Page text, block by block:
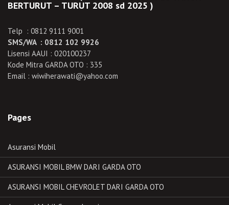
BERTURUT – TURUT 2008 sd 2025 )
Telp : 0812 9111 9001
SMS/WA : 0812 102 9926
Lisensi AAUI : 020100237
Kode Mitra GARDA OTO : 335
Email : wiwiherawati@yahoo.com
Pages
Asuransi Mobil
ASURANSI MOBIL BMW DARI GARDA OTO
ASURANSI MOBIL CHEVROLET DARI GARDA OTO